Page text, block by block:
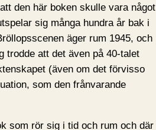
den här boken skulle vara något
sig många hundra år bak i
äger rum 1945, och
trodde att det även på 40-talet
(även om det förvisso
som den frånvarande
som rör sig i tid och rum och där